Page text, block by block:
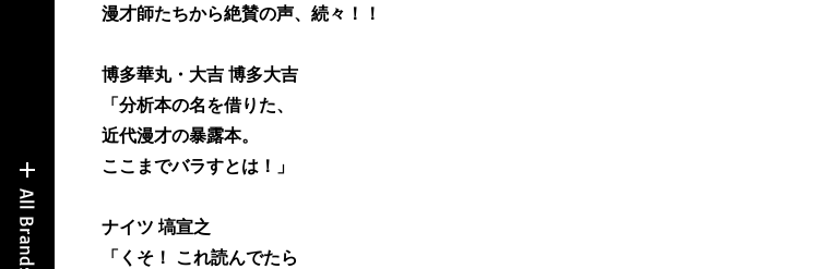
漫才師たちから絶賛の声、続々！！
博多華丸・大吉 博多大吉
「分析本の名を借りた、
近代漫才の暴露本。
ここまでバラすとは！」
ナイツ 塙宣之
「くそ！ これ読んでたら